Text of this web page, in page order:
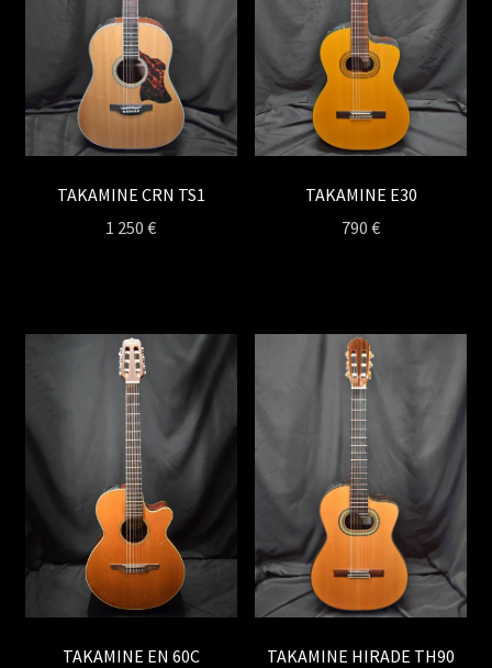
TAKAMINE CRN TS1
1 250€
TAKAMINE E30
790€
TAKAMINE EN 60C
TAKAMINE HIRADE TH90